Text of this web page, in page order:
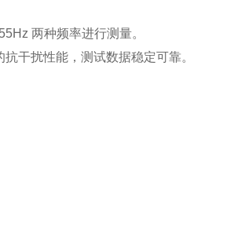
两种频率进行测量。
干扰性能，测试数据稳定可靠。